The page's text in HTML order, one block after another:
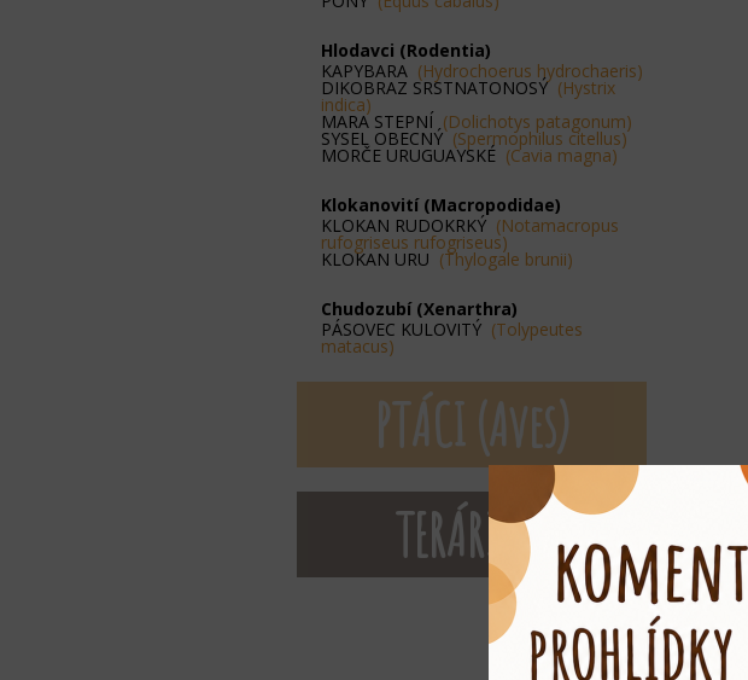
Hlodavci (Rodentia)
KAPYBARA (Hydrochoerus hydrochaeris)
DIKOBRAZ SRSTNATONOSÝ (Hystrix
indica)
MARA STEPNÍ (Dolichotys patagonum)
SYSEL OBECNÝ (Spermophilus citellus)
MORČE URUGUAYSKÉ (Cavia magna)
Klokanovití (Macropodidae)
KLOKAN RUDOKRKÝ (Notamacropus
rufogriseus rufogriseus)
KLOKAN URU (Thylogale brunii)
Chudozubí (Xenarthra)
PÁSOVEC KULOVITÝ (Tolypeutes
matacus)
PTÁCI (Aves)
TERÁRIUM